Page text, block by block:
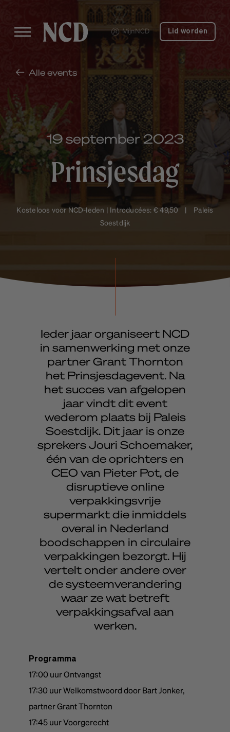
MijnNCD Lid worden
Alle events
19 september 2023
Prinsjesdag
Kosteloos voor NCD-leden | Introducées: € 49,50 | Paleis
Soestdijk
Ieder jaar organiseert NCD
in samenwerking met onze
partner Grant Thornton
het Prinsjesdagevent. Na
het succes van afgelopen
jaar vindt dit event
wederom plaats bij Paleis
Soestdijk. Dit jaar is onze
sprekers Jouri Schoemaker,
één van de oprichters en
CEO van Pieter Pot, de
disruptieve online
verpakkingsvrije
supermarkt die inmiddels
overal in Nederland
boodschappen in circulaire
verpakkingen bezorgt. Hij
vertelt onder andere over
de systeemverandering
waar ze wat betreft
verpakkingsafval aan
werken.
Programma
17:00 uur Ontvangst
17:30 uur Welkomstwoord door Bart Jonker,
partner Grant Thornton
17:45 uur Voorgerecht